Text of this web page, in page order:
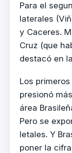
Para el
laterales
y Caceres.
Cruz (que
destacó en
Los
presionó
área
Pero se
letales. Y
poner la